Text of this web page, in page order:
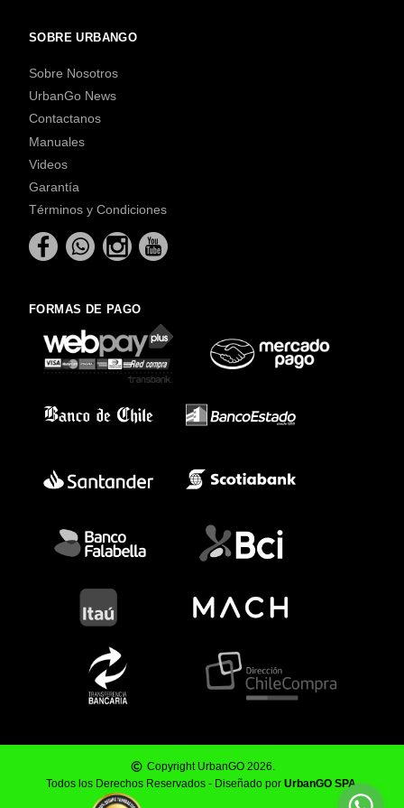
SOBRE URBANGO
Sobre Nosotros
UrbanGo News
Contactanos
Manuales
Videos
Garantía
Términos y Condiciones
FORMAS DE PAGO
Copyright UrbanGO 2026.
Todos los Derechos Reservados - Diseñado por UrbanGO SPA.